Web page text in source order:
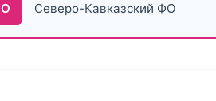
Северо-Кавказский ФО